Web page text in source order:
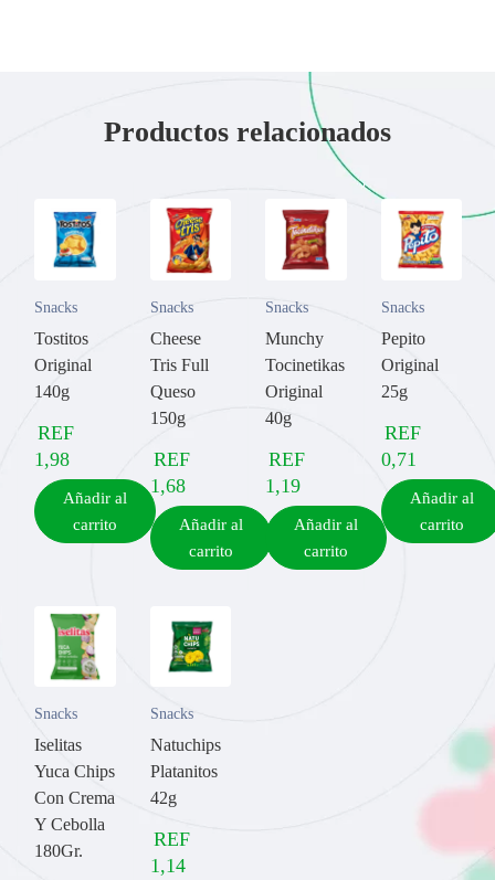
Productos relacionados
Snacks
Tostitos
Original
140g
REF
1,98
Añadir al
carrito
Snacks
Cheese
Tris Full
Queso
150g
REF
1,68
Añadir al
carrito
Snacks
Munchy
Tocinetikas
Original
40g
REF
1,19
Añadir al
carrito
Snacks
Pepito
Original
25g
REF
0,71
Añadir al
carrito
Snacks
Iselitas
Yuca Chips
Con Crema
Y Cebolla
180Gr.
Snacks
Natuchips
Platanitos
42g
REF
1,14